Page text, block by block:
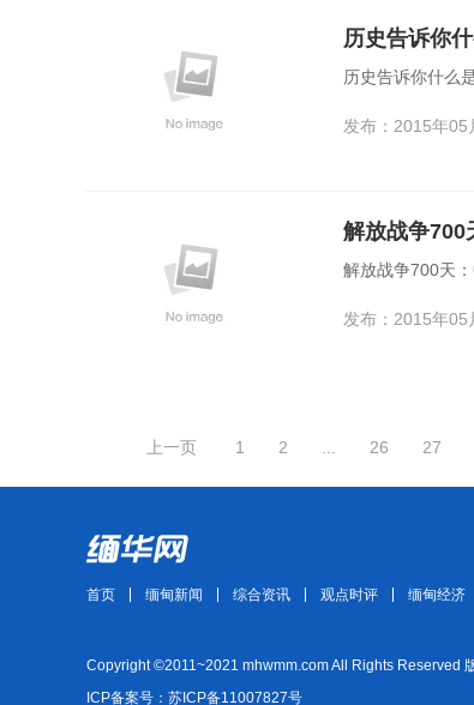
历史告诉你
历史告诉你什么
发布：2015年05
解放战争700
解放战争700天
发布：2015年05
上一页 1 2 26 27
首页 缅甸新闻 综合资讯 观点时评 缅甸经济
Copyright ©2011~2021 mhwmm.com All Rights Reserved
ICP备案号：苏ICP备11007827号